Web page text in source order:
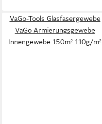
VaGo-Tools Glasfasergewebe
VaGo Armierungsgewebe
Innengewebe 150m² 110g/m²